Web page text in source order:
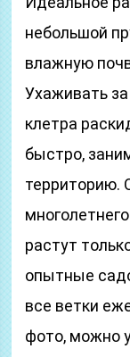
небольшой
влажную
Ухаживать
клетра
быстро,
территорию.
растут
опытные
все ветки
фото, можно